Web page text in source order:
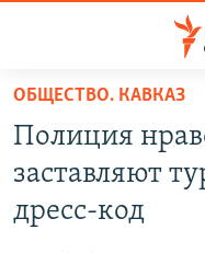
упрощенного
доступа
основному
ПОДКАСТЫ
АВТОРСКИЕ
ОБЩЕСТВО. КАВКАЗ
Полиция
заставляют
дресс-код